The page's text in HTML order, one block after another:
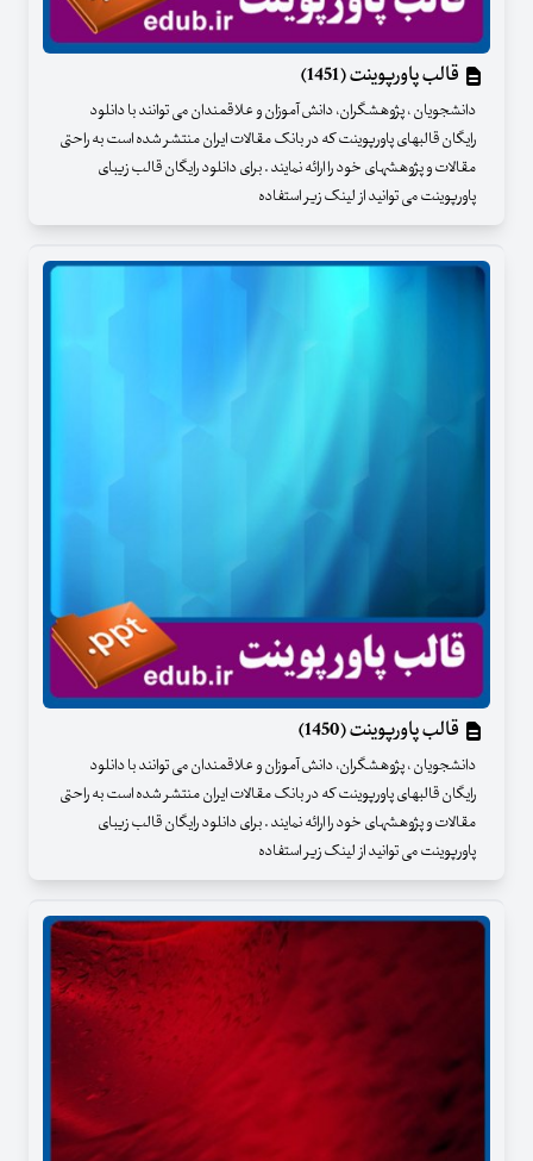
قالب پاورپوینت (1451)
دانشجویان ، پژوهشگران، دانش آموزان و علاقمندان می توانند با دانلود
رایگان قالبهای پاورپوینت که در بانک مقالات ایران منتشر شده است به راحتی
مقالات و پژوهشهای خود را ارائه نمایند . برای دانلود رایگان قالب زیبای
پاورپوینت می توانید از لینک زیر استفاده
قالب پاورپوینت (1450)
دانشجویان ، پژوهشگران، دانش آموزان و علاقمندان می توانند با دانلود
رایگان قالبهای پاورپوینت که در بانک مقالات ایران منتشر شده است به راحتی
مقالات و پژوهشهای خود را ارائه نمایند . برای دانلود رایگان قالب زیبای
پاورپوینت می توانید از لینک زیر استفاده